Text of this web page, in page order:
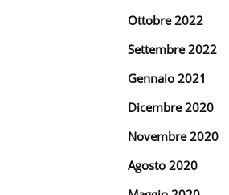
Ottobre 2022
Settembre 2022
Gennaio 2021
Dicembre 2020
Novembre 2020
Agosto 2020